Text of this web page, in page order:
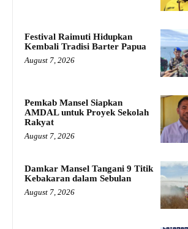
Festival Raimuti Hidupkan
Kembali Tradisi Barter Papua
August 7, 2026
Pemkab Mansel Siapkan
AMDAL untuk Proyek Sekolah
Rakyat
August 7, 2026
Damkar Mansel Tangani 9 Titik
Kebakaran dalam Sebulan
August 7, 2026